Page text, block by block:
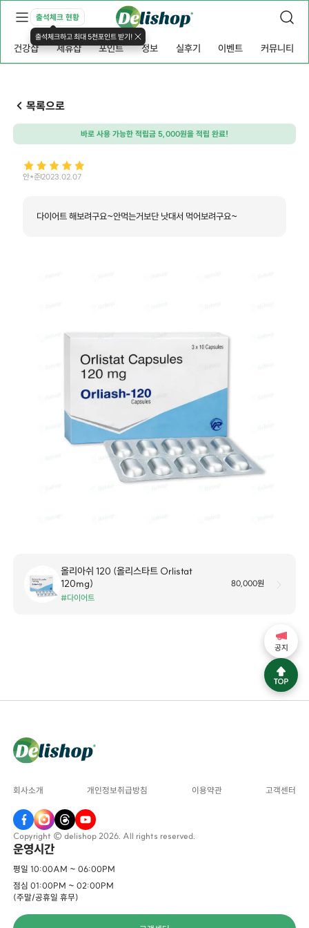
출석체크 현황
출석체크하고 최대 5천포인트 받기!
건강샵 제휴샵 포인트 정보 실후기 이벤트 커뮤니티
목록으로
바로 사용 가능한 적립금 5,000원을 적립 완료!
안*준2023.02.07
다이어트 해보려구요~안먹는거보단 낫대서 먹어보려구요~
올리아쉬 120 (올리스타트 Orlistat
120mg)
#다이어트
80,000원
회사소개 개인정보취급방침 이용약관 고객센터
Copyright © delishop 2026. All rights reserved.
운영시간
평일 10:00AM ~ 06:00PM
점심 01:00PM ~ 02:00PM
(주말/공휴일 휴무)
공지